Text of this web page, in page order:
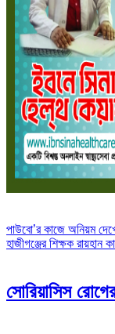
Post
navigation
পাউবো’র কাজে অনিয়ম
হাজীগঞ্জের শিক্ষক
সোরিয়াসিস